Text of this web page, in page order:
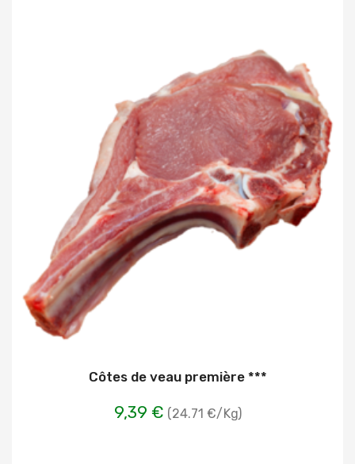
Côtes de veau première ***
9,39 € (24.71 €/Kg)